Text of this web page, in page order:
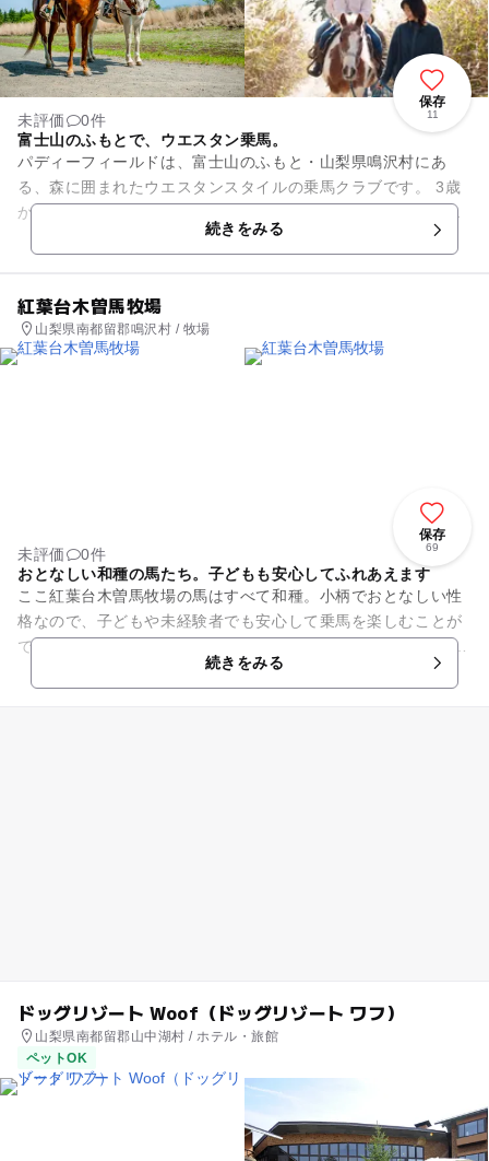
保存
11
未評価
0件
富士山のふもとで、ウエスタン乗馬。
パディーフィールドは、富士山のふもと・山梨県鳴沢村にあ
る、森に囲まれたウエスタンスタイルの乗馬クラブです。 3歳
から体験できる「引馬」や、初めてでも楽しめる「体験乗馬」
など、親子で安心して楽し...続きをみる
紅葉台木曽馬牧場
山梨県南都留郡鳴沢村 / 牧場
保存
69
未評価
0件
おとなしい和種の馬たち。子どもも安心してふれあえます
ここ紅葉台木曽馬牧場の馬はすべて和種。小柄でおとなしい性
格なので、子どもや未経験者でも安心して乗馬を楽しむことが
できます。 最初はスタッフの方がリードを引いてくれて、「止
まれ」「曲がれ」などの...続きをみる
ドッグリゾート Woof（ドッグリゾート ワフ）
山梨県南都留郡山中湖村 / ホテル・旅館
ペットOK